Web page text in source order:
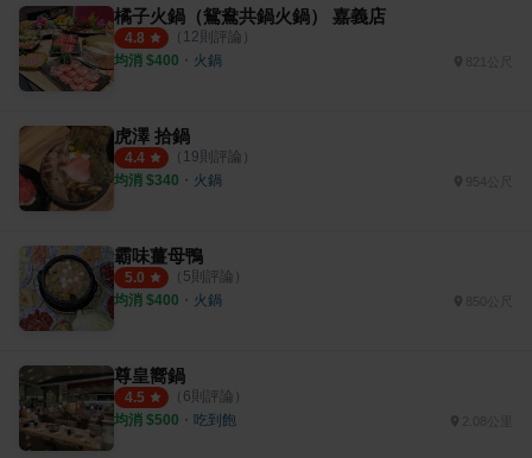
橘子火鍋（鴛鴦共鍋火鍋） 嘉義店
4.8 （ 12則評論）
均消 $400 ・ 火鍋
虎澤 拾鍋
4.4 （ 19則評論）
均消 $340 ・ 火鍋 954公尺
霸味薑母鴨
5.0 （ 5則評論）
均消 $400 ・ 火鍋 850公尺
尊皇嚮鍋
4.5 （ 6則評論）
均消 $500 ・ 吃到飽